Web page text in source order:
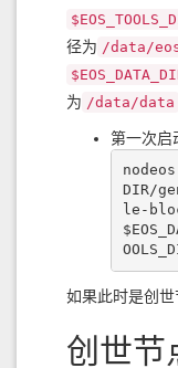
径为 /data/
为 /data/data
第一次启
DIR/
le-
如果此时是创世
创世节